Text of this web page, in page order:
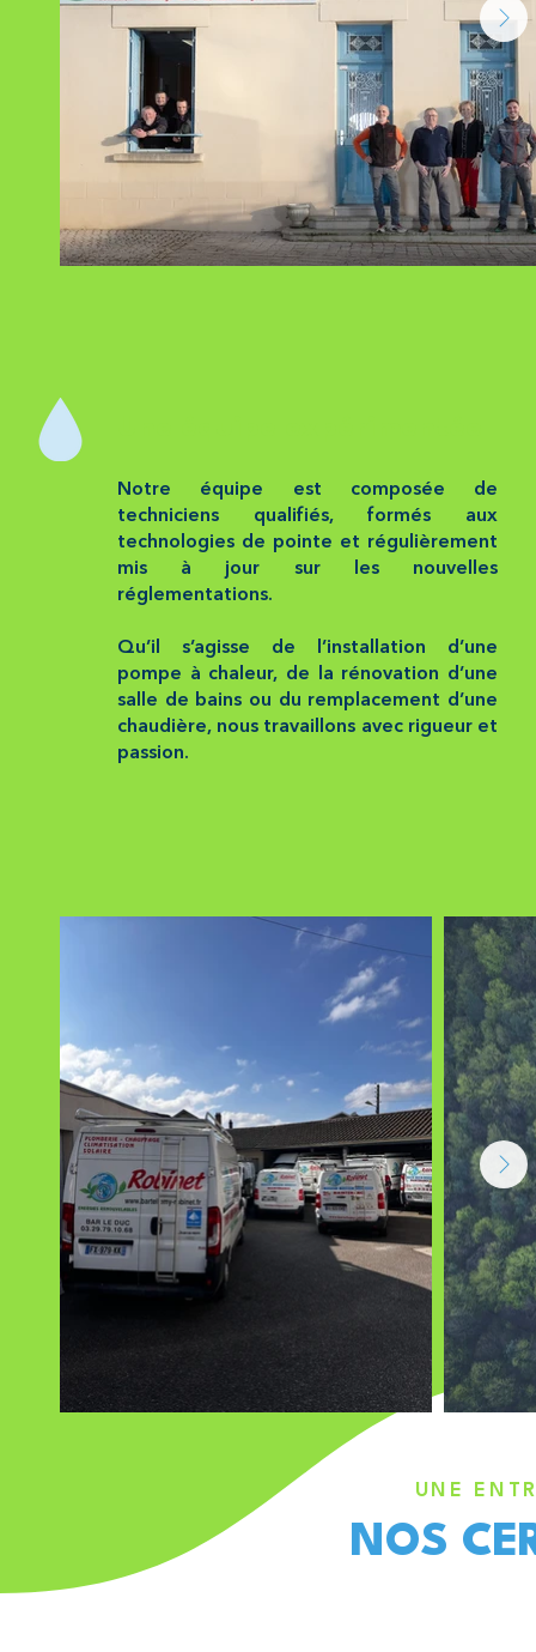
Notre équipe est composée de
techniciens qualifiés, formés aux
technologies de pointe et régulièrement
mis à jour sur les nouvelles
réglementations.
Qu’il s’agisse de l’installation d’une
pompe à chaleur, de la rénovation d’une
salle de bains ou du remplacement d’une
chaudière, nous travaillons avec rigueur et
passion.
UNE
NOS